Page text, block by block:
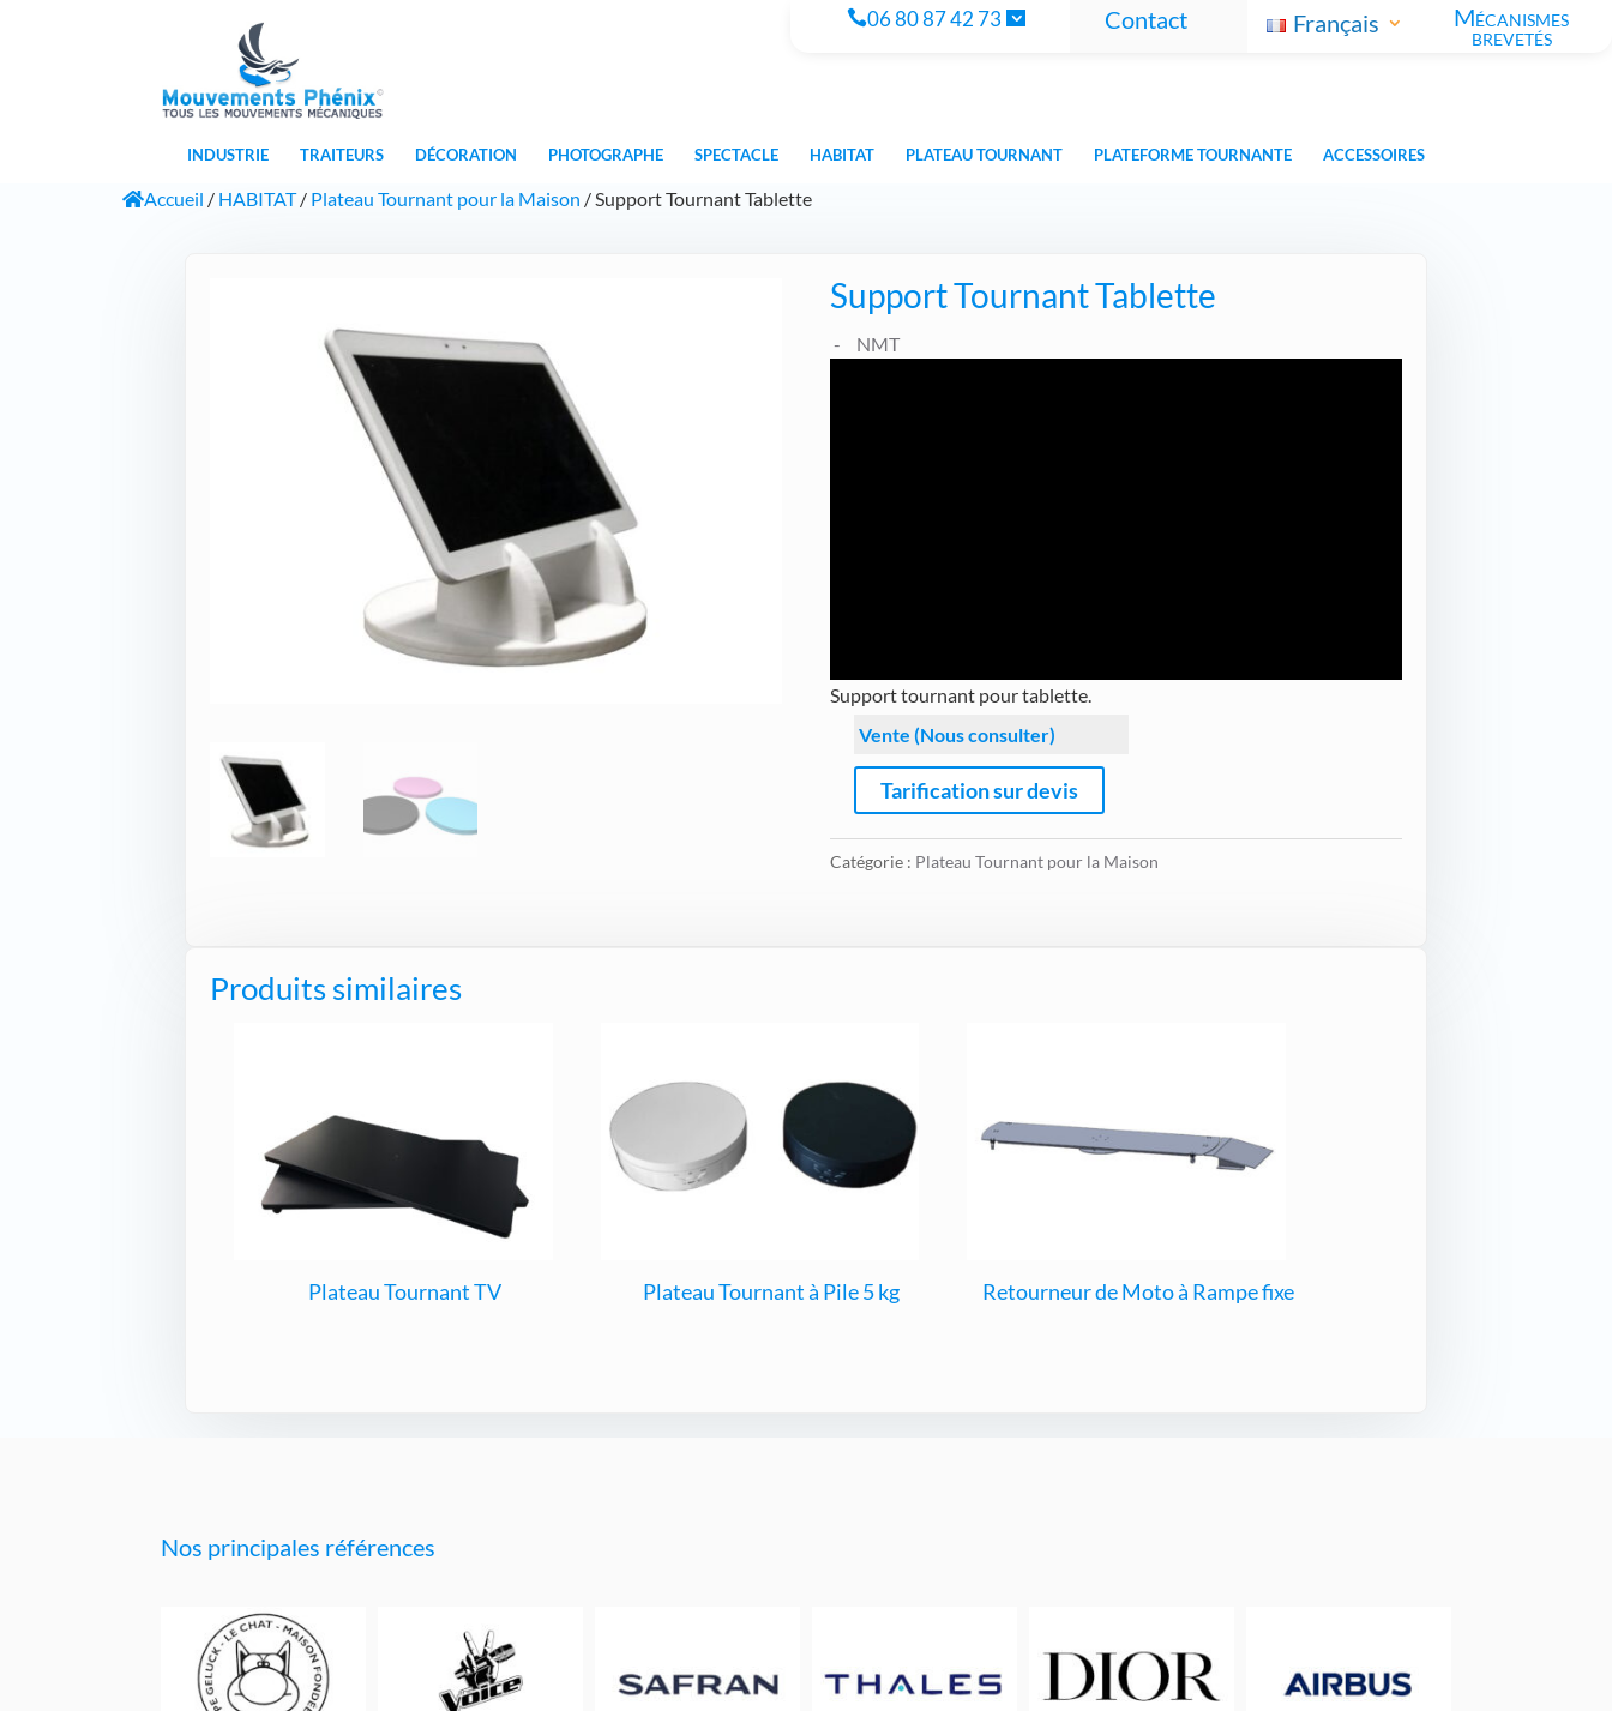
06 80 87 42 73 Contact Français Mécanismes
brevetés
INDUSTRIE TRAITEURS DÉCORATION PHOTOGRAPHE SPECTACLE HABITAT PLATEAU TOURNANT PLATEFORME TOURNANTE ACCESSOIRES
Accueil / HABITAT/ Plateau Tournant pour la Maison / Support Tournant Tablette
Support Tournant Tablette
NMT
Support tournant pour tablette.
Vente (Nous consulter)
Tarification sur devis
Catégorie : Plateau Tournant pour la Maison
Produits similaires
Plateau Tournant TV Plateau Tournant à Pile 5 kg Retourneur de Moto à Rampe fixe
Nos principales références